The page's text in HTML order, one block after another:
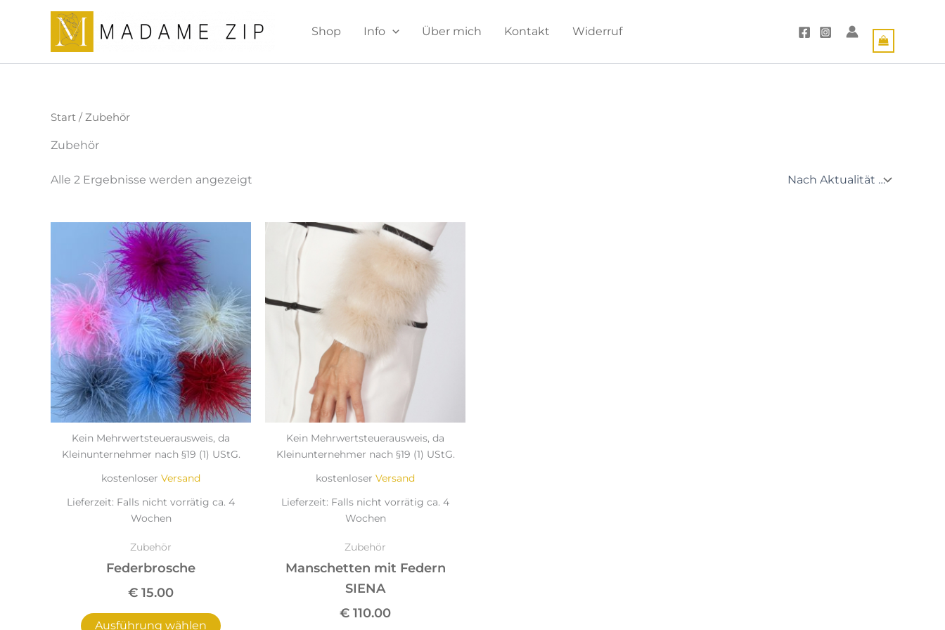
Shop Info Über mich Kontakt Widerruf
Start / Zubehör
Zubehör
Alle 2 Ergebnisse werden angezeigt
sortiert
Kein Mehrwertsteuerausweis, da
Kleinunternehmer nach §19 (1) UStG.
kostenloser Versand
Lieferzeit: Falls nicht vorrätig ca. 4
Wochen
Zubehör
Federbrosche
€ 15.00
Ausführung wählen
Varianten
auf.
Die
Optionen
können
auf
der
Produktseite
gewählt
Kein Mehrwertsteuerausweis, da
Kleinunternehmer nach §19 (1) UStG.
kostenloser Versand
Lieferzeit: Falls nicht vorrätig ca. 4
Wochen
Zubehör
Manschetten mit Federn
SIENA
€ 110.00
Dieses
Produkt
mehrere
Produktseite
gewählt